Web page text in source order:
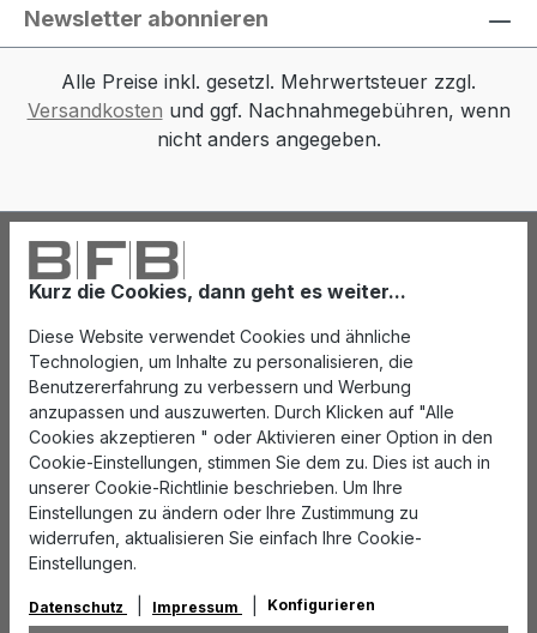
Kurz die Cookies, dann geht es weiter...
Diese Website verwendet Cookies und ähnliche
Technologien, um Inhalte zu personalisieren, die
Benutzererfahrung zu verbessern und Werbung
anzupassen und auszuwerten. Durch Klicken auf "Alle
Cookies akzeptieren " oder Aktivieren einer Option in den
Cookie-Einstellungen, stimmen Sie dem zu. Dies ist auch in
unserer Cookie-Richtlinie beschrieben. Um Ihre
Einstellungen zu ändern oder Ihre Zustimmung zu
widerrufen, aktualisieren Sie einfach Ihre Cookie-
Einstellungen.
Datenschutz Impressum Konfigurieren
Newsletter abonnieren
Alle Preise inkl. gesetzl. Mehrwertsteuer zzgl.
Versandkosten und ggf. Nachnahmegebühren, wenn
nicht anders angegeben.